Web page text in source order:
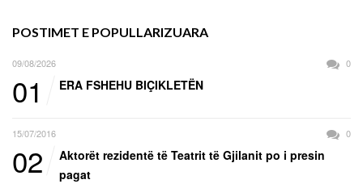
POSTIMET E POPULLARIZUARA
09/08/2026 0
01 ERA FSHEHU BIÇIKLETËN
15/07/2016 0
02
Aktorët rezidentë të Teatrit të Gjilanit po i presin
pagat